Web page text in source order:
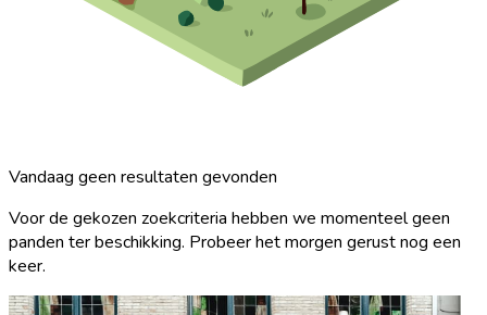
Vandaag geen resultaten gevonden
Voor de gekozen zoekcriteria hebben we momenteel geen
panden ter beschikking. Probeer het morgen gerust nog een
keer.